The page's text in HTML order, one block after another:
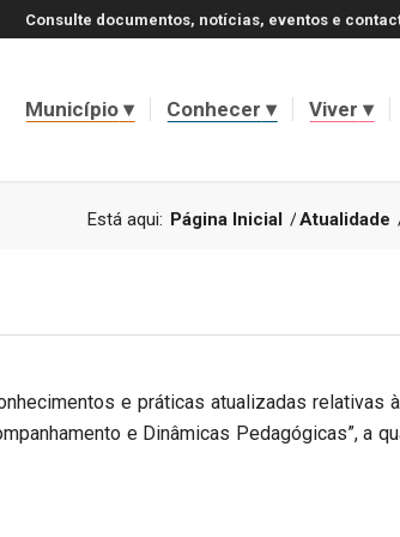
Consulte documentos, notícias, eventos e
Município Conhecer Viver
Está aqui: Página Inicial /Atualidade
e práticas atualizadas relativas
e Dinâmicas Pedagógicas”, a